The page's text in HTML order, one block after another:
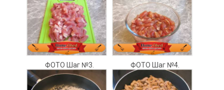
ФОТО Шаг №3. ФОТО Шаг №4.